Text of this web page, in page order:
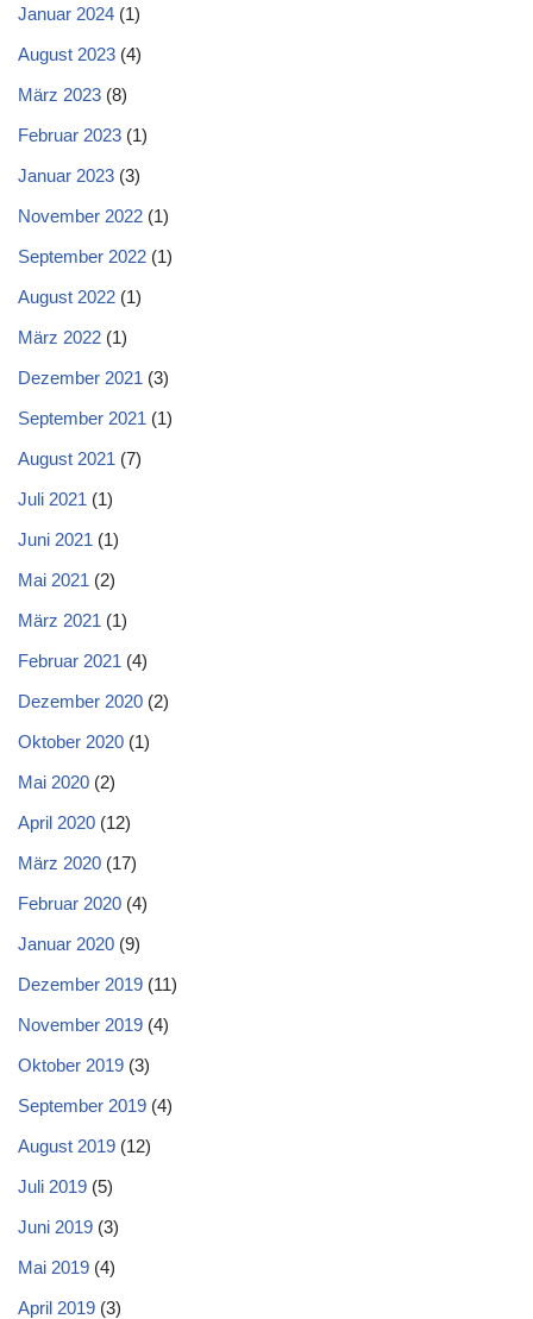
Januar 2024 (1)
August 2023 (4)
März 2023 (8)
Februar 2023 (1)
Januar 2023 (3)
November 2022 (1)
September 2022 (1)
August 2022 (1)
März 2022 (1)
Dezember 2021 (3)
September 2021 (1)
August 2021 (7)
Juli 2021 (1)
Juni 2021 (1)
Mai 2021 (2)
März 2021 (1)
Februar 2021 (4)
Dezember 2020 (2)
Oktober 2020 (1)
Mai 2020 (2)
April 2020 (12)
März 2020 (17)
Februar 2020 (4)
Januar 2020 (9)
Dezember 2019 (11)
November 2019 (4)
Oktober 2019 (3)
September 2019 (4)
August 2019 (12)
Juli 2019 (5)
Juni 2019 (3)
Mai 2019 (4)
April 2019 (3)